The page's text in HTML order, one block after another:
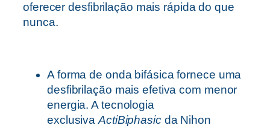
oferecer desfibrilação mais rápida do que
nunca.
A forma de onda bifásica fornece uma
desfibrilação mais efetiva com menor
energia. A tecnologia
exclusivaActiBiphasicda Nihon